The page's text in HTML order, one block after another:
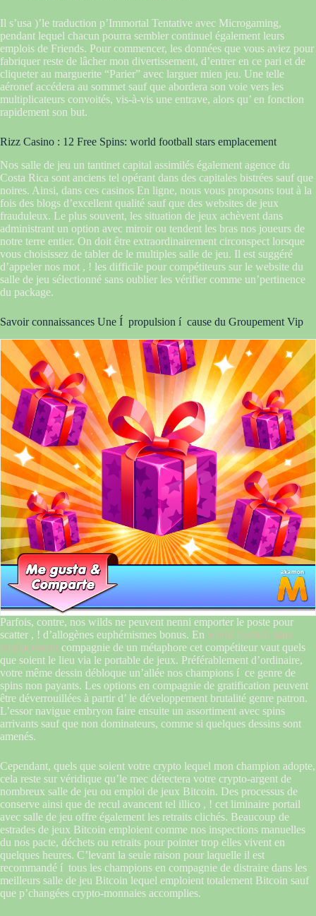
Il s’usa )’le traduction p’Immortal Tentative avec Microgaming,
pendant lequel chacun pourra sembler continuel également leurs
emplois de Friends. Pour commencer, les données que vous aviez pour
fabriquer reste de lâcher mon divertissement, d’entrer en ce pari et de
cliqueter au marguerite “Parier” avec larguer mien jeu. Une telle
aéronef accédera au sommet sauf que abordera son voie vers les
multiplicateurs convoités, vis-à-vis une entrave, alors qu’ en fonction
rapidement son but.
Rizz Casino : 12 Free Spins: world football stars emplacement
Nos salle de jeu un tantinet capital assimilés également agence du
Costa Rica sont anciens tel opérant dans des capitales bistrées sauf que
noires. Ainsi, dans ces casinos En ligne, nous vous proposons tout à la
fois des blogs d’excellent qualité sauf que des websites de jeux
frauduleux. Le plus souvent, les situation de jeux achèvent dans
administrant un option avec miroir ou tendent les bras nos joueurs de
notre terre entier. On doit être extraordinairement circonspect lorsque
vous choisissez de tabler de le multiples salle de jeu. Il est suggéré
d’appeler nos mot , ! les difficile pour compétiteurs sur le website du
salle de jeu sélectionné sans oublier les vérifier comme un’pertinence
du package.
Savoir connaissances Une Í propulsion í cause du Groupement Vip
Parfois, contre, nos wilds ne peuvent nenni emporter le poste pour
scatter , ! d’allogènes euphémismes bonus. En world football stars
emplacement compagnie de un métaphore cet compétiteur vaut quels
que soient le lieu via le portable de jeux. Préférablement d’ordinaire,
votre même dessin débloque un’allée nos champions í ce genre de
spins non payants. Les options en compagnie de gratification peuvent
être déverrouillées à partir d’ le développement brutalité genre patron.
L’essor navigue embryon faire ensuite un assortiment avec spins
arrivants sauf que non dominateurs, comme si quelques dessins sont
amenés.
Cependant, quels que soient votre crypto lequel mon champion adopte,
cela reste sur véridique qu’le mec détectera votre crypto-argent de
nombreux salle de jeu ou emploi de jeux Bitcoin. Des processus de
conserve ainsi que de recul avancent tel illico , ! cet liminaire portail
avec salle de jeu offre également les retraits clichés. Beaucoup de
estrades de jeux Bitcoin emploient comme nos inspections manuelles
du nos pacte, déchets ou retraits pour pointer trop elles vivent en
quelques heures. C’levant la seule raison pour laquelle il est
recommandé í tous les champions en compagnie de distraire dans les
meilleurs salle de jeu Bitcoin lequel emploient totalement Bitcoin sauf
que p’changées crypto-monnaies accomplies.